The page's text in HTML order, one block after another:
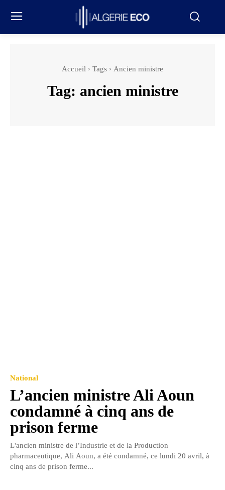
Accueil Tags Ancien ministre
Tag: ancien ministre
National
L’ancien ministre Ali Aoun
condamné à cinq ans de
prison ferme
L'ancien ministre de l’Industrie et de la Production
pharmaceutique, Ali Aoun, a été condamné, ce lundi 20 avril, à
cinq ans de prison ferme...